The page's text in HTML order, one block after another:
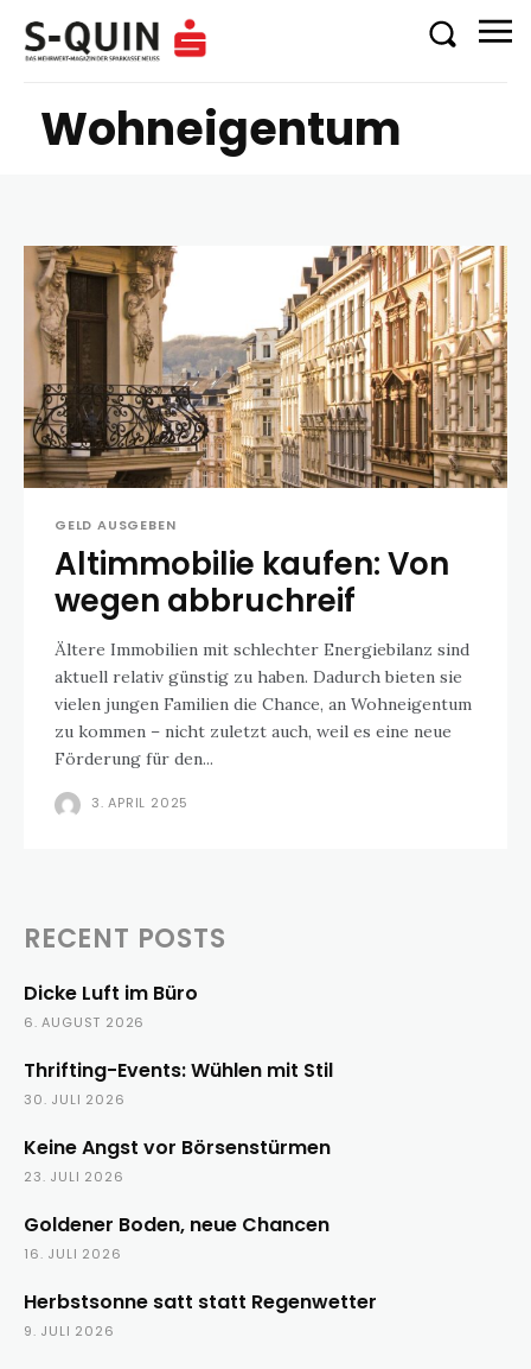
Wohneigentum
GELD AUSGEBEN
Altimmobilie kaufen: Von
wegen abbruchreif
Ältere Immobilien mit schlechter Energiebilanz sind
aktuell relativ günstig zu haben. Dadurch bieten sie
vielen jungen Familien die Chance, an Wohneigentum
zu kommen – nicht zuletzt auch, weil es eine neue
Förderung für den...
3. APRIL 2025
RECENT POSTS
Dicke Luft im Büro
6. AUGUST 2026
Thrifting-Events: Wühlen mit Stil
30. JULI 2026
Keine Angst vor Börsenstürmen
23. JULI 2026
Goldener Boden, neue Chancen
16. JULI 2026
Herbstsonne satt statt Regenwetter
9. JULI 2026